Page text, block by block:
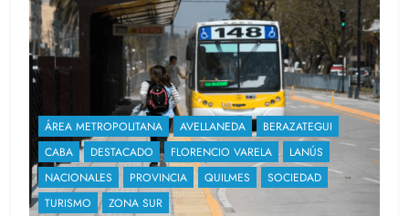
ÁREA METROPOLITANA AVELLANEDA
BERAZATEGUI
CABA
DESTACADO FLORENCIO VARELA
LANÚS
NACIONALES
PROVINCIA QUILMES
SOCIEDAD
TURISMO
ZONA SUR